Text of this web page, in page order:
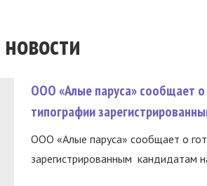
ООО «Алые паруса» сообщает о
типографии
ООО «Алые паруса» сообщает о
зарегистрированным кандидатам